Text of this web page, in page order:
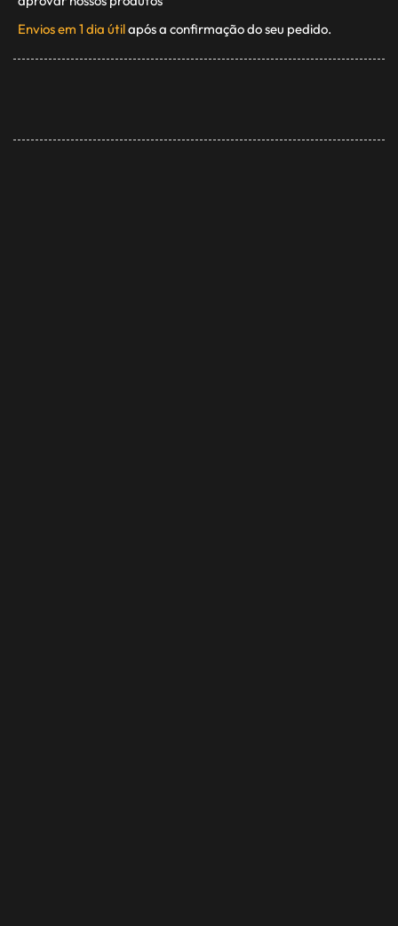
Envios em 1 dia útilapós a confirmação do seu pedido.